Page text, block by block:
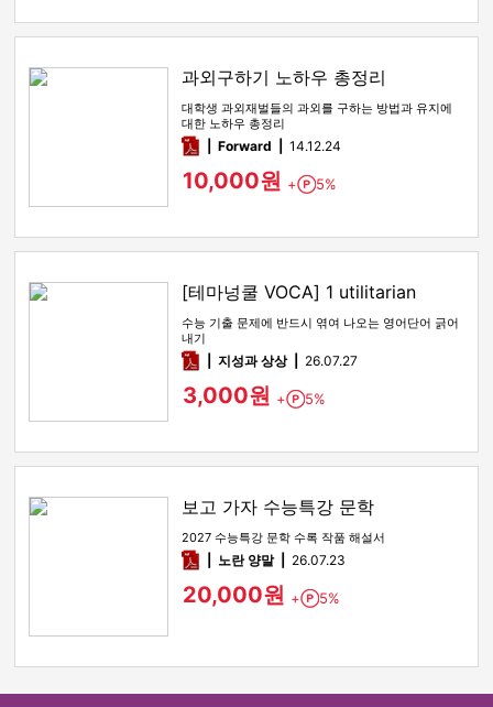
과외구하기 노하우 총정리
대학생 과외재벌들의 과외를 구하는 방법과 유지에
대한 노하우 총정리
pdfForward 14.12.24
10,000원 + Point
5%
[테마넝쿨 VOCA] 1 utilitarian
수능 기출 문제에 반드시 엮여 나오는 영어단어 긁어
내기
pdf지성과 상상 26.07.27
3,000원 + Point
5%
보고 가자 수능특강 문학
2027 수능특강 문학 수록 작품 해설서
pdf노란 양말 26.07.23
20,000원 + Point
5%